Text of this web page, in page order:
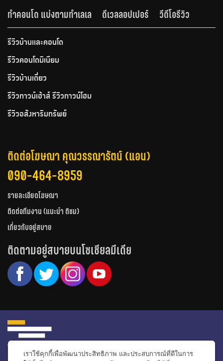
ทำคอนโด แบ่งตามทำเลเล
ดีเวลลอปเปอร์ วีดีโอรีวิว
รีวิวบ้านและคอนโด
รีวิวคอนโดมิเนียม
รีวิวบ้านเดี่ยว
รีวิวทาวน์เฮ้าส์ รีวิวทาวน์โฮม
รีวิวอสังหาริมทรัพย์
ติดต่อโฆษณา คุณวรรณารัตน์ (แอน)
090-464-8959
รายละเอียดโฆษณา
ติดต่อทีมงาน (แนะนำ ติชม)
เกี่ยวกับอยู่สบาย
ติดตามอยู่สบายบนโซเชียลมีเดีย
เราใช้คุกกี้เพื่อพัฒนาประสิทธิภาพ และประสบการณ์ที่ดีในการ